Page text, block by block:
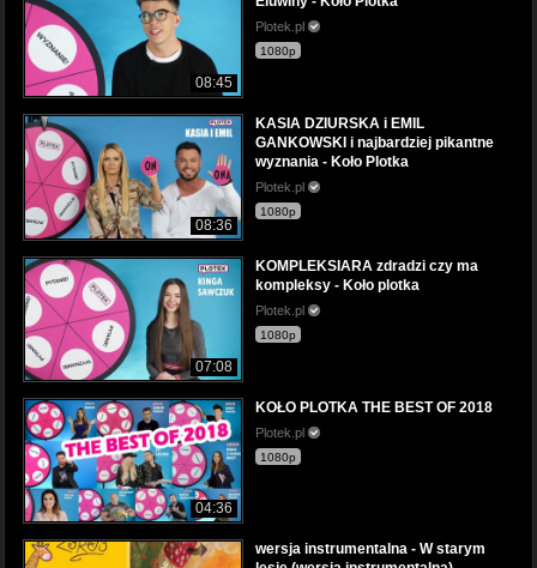
08:45
Plotek.pl
1080p
08:36
KASIA DZIURSKA i EMIL
GANKOWSKI i najbardziej pikantne
wyznania - Koło Plotka
Plotek.pl
1080p
07:08
KOMPLEKSIARA zdradzi czy ma
kompleksy - Koło plotka
Plotek.pl
1080p
04:36
KOŁO PLOTKA THE BEST OF 2018
Plotek.pl
1080p
wersja instrumentalna - W starym